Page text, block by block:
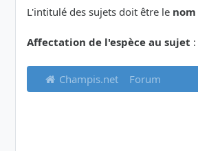
L'intitulé des sujets doit être le
Affectation de l'espèce au sujet
Champis.net Forum